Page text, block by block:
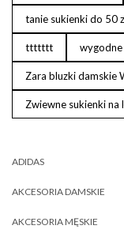
tanie sukienki do 50
ttttttt
Zara bluzki damskie
Zwiewne sukienki
ADIDAS
AKCESORIA DAMSKIE
AKCESORIA MĘSKIE